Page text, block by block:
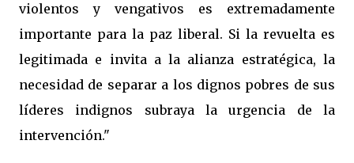
violentos y vengativos es extremadamente
importante para la paz liberal. Si la revuelta es
legitimada e invita a la alianza estratégica, la
necesidad de separar a los dignos pobres de sus
líderes indignos subraya la urgencia de la
intervención."